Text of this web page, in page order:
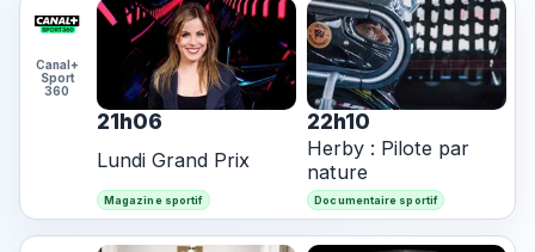
Canal+
Sport
360
21h06
Lundi Grand Prix
Magazine sportif
22h10
Herby : Pilote par
nature
Documentaire sportif